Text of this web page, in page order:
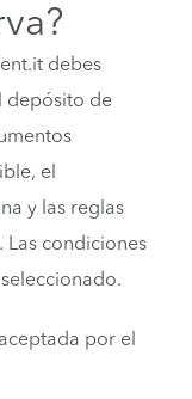
debes
depósito de
el
y las reglas
condiciones
por el